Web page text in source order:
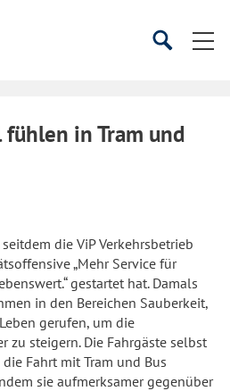
SucheSuche
in Tram und
die ViP Verkehrsbetrieb
„Mehr Service für
gestartet hat. Damals
in den Bereichen Sauberkeit,
gerufen, um die
zu steigern. Die Fahrgäste selbst
Fahrt mit Tram und Bus
sie aufmerksamer gegenüber